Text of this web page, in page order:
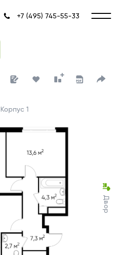
+7 (495) 745-55-33
Двор
Корпус 1